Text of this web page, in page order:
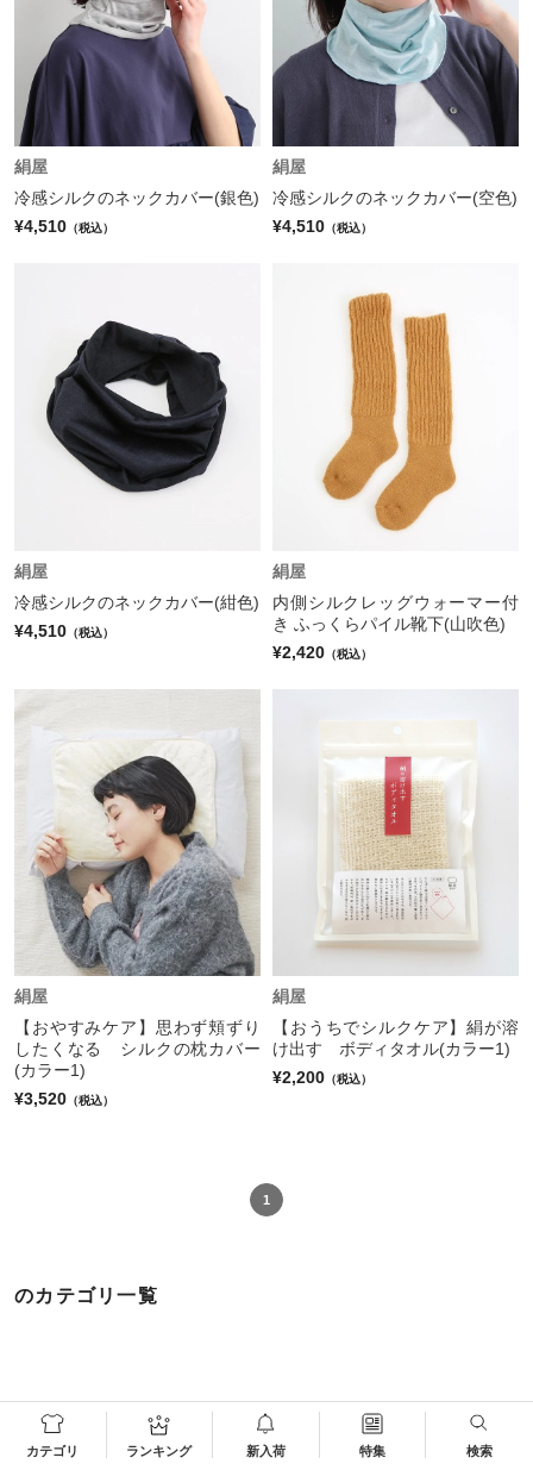
カテゴリ ランキング 新入荷 特集 検索
絹屋
冷感シルクのネックカバー(銀色)
¥4,510 （税込）
絹屋
冷感シルクのネックカバー(空色)
¥4,510 （税込）
絹屋
冷感シルクのネックカバー(紺色)
¥4,510 （税込）
絹屋
内側シルクレッグウォーマー付
き ふっくらパイル靴下(山吹色)
¥2,420 （税込）
絹屋
【おやすみケア】思わず頬ずり
したくなる シルクの枕カバー
(カラー1)
¥3,520 （税込）
絹屋
【おうちでシルクケア】絹が溶
け出す ボディタオル(カラー1)
¥2,200 （税込）
1
のカテゴリ一覧